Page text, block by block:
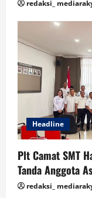
redaksi_
Headline
Plt Camat SMT
Tanda Anggota
redaksi_